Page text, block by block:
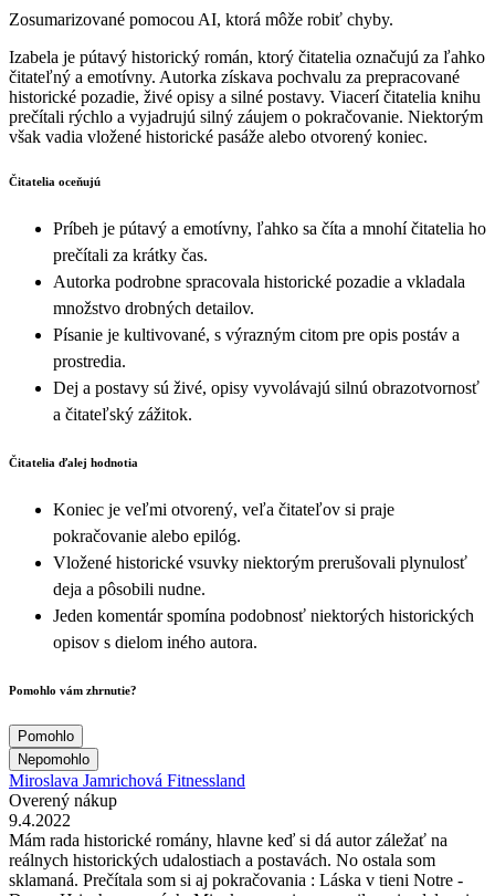
Zosumarizované pomocou AI, ktorá môže robiť chyby.
Izabela je pútavý historický román, ktorý čitatelia označujú za ľahko
čitateľný a emotívny. Autorka získava pochvalu za prepracované
historické pozadie, živé opisy a silné postavy. Viacerí čitatelia knihu
prečítali rýchlo a vyjadrujú silný záujem o pokračovanie. Niektorým
však vadia vložené historické pasáže alebo otvorený koniec.
Čitatelia oceňujú
Príbeh je pútavý a emotívny, ľahko sa číta a mnohí čitatelia ho
prečítali za krátky čas.
Autorka podrobne spracovala historické pozadie a vkladala
množstvo drobných detailov.
Písanie je kultivované, s výrazným citom pre opis postáv a
prostredia.
Dej a postavy sú živé, opisy vyvolávajú silnú obrazotvornosť
a čitateľský zážitok.
Čitatelia ďalej hodnotia
Koniec je veľmi otvorený, veľa čitateľov si praje
pokračovanie alebo epilóg.
Vložené historické vsuvky niektorým prerušovali plynulosť
deja a pôsobili nudne.
Jeden komentár spomína podobnosť niektorých historických
opisov s dielom iného autora.
Pomohlo vám zhrnutie?
Pomohlo
Nepomohlo
Miroslava Jamrichová Fitnessland
Overený nákup
9.4.2022
Mám rada historické romány, hlavne keď si dá autor záležať na
reálnych historických udalostiach a postavách. No ostala som
sklamaná. Prečítala som si aj pokračovania : Láska v tieni Notre -